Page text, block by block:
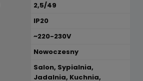
2,5/49
IP20
~220-230V
Nowoczesny
Salon, Sypialnia,
Jadalnia, Kuchnia,